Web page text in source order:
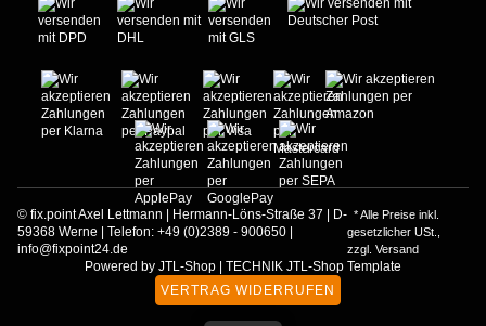
© fix.point Axel Lettmann | Hermann-Löns-Straße 37 | D-
59368 Werne | Telefon: +49 (0)2389 - 900650 |
info@fixpoint24.de
* Alle Preise inkl.
gesetzlicher USt.,
zzgl.Versand
Powered by JTL-Shop
TECHNIK JTL-Shop Template
VERTRAG WIDERRUFEN